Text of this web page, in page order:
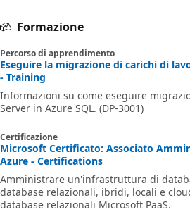
Formazione
Percorso di apprendimento
Eseguire la migrazione di carichi di
- Training
Informazioni su come eseguire
Server in Azure SQL. (DP-3001)
Certificazione
Microsoft Certificato: Associato
Azure - Certifications
Amministrare un'infrastruttura di
database relazionali, ibridi, locali e
database relazionali Microsoft PaaS.